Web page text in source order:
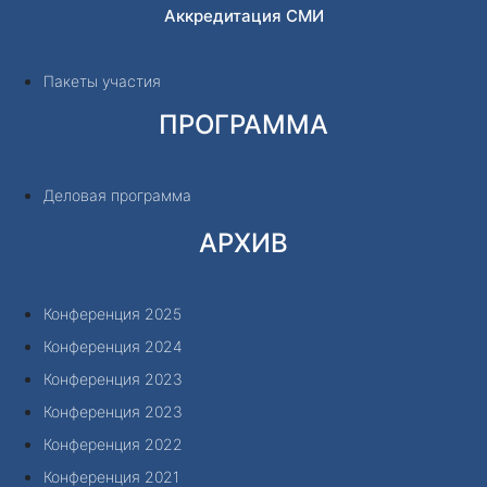
Аккредитация СМИ
Пакеты участия
ПРОГРАММА
Деловая программа
АРХИВ
Конференция 2025
Конференция 2024
Конференция 2023
Конференция 2023
Конференция 2022
Конференция 2021